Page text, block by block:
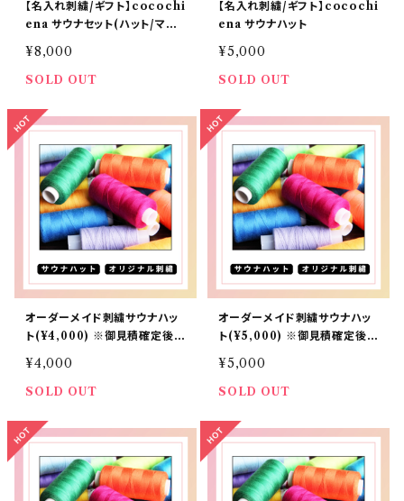
【名入れ刺繍/ギフト】cocochi
ena サウナセット(ハット/マッ
¥8,000
SOLD OUT
【名入れ刺繍/ギフト】cocochi
ena サウナハット
¥5,000
SOLD OUT
オーダーメイド刺繍サウナハッ
ト(¥4,000) ※御見積確定後の
¥4,000
SOLD OUT
オーダーメイド刺繍サウナハッ
ト(¥5,000) ※御見積確定後の
お客様向け
¥5,000
SOLD OUT